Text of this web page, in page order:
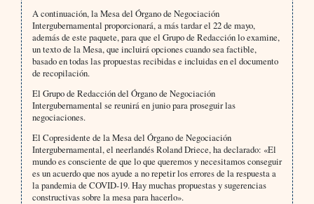
A continuación, la Mesa del Órgano de Negociación
Intergubernamental proporcionará, a más tardar el 22 de mayo,
además de este paquete, para que el Grupo de Redacción lo examine,
un texto de la Mesa, que incluirá opciones cuando sea factible,
basado en todas las propuestas recibidas e incluidas en el documento
de recopilación.
El Grupo de Redacción del Órgano de Negociación
Intergubernamental se reunirá en junio para proseguir las
negociaciones.
El Copresidente de la Mesa del Órgano de Negociación
Intergubernamental, el neerlandés Roland Driece, ha declarado: «El
mundo es consciente de que lo que queremos y necesitamos conseguir
es un acuerdo que nos ayude a no repetir los errores de la respuesta a
la pandemia de COVID-19. Hay muchas propuestas y sugerencias
constructivas sobre la mesa para hacerlo».